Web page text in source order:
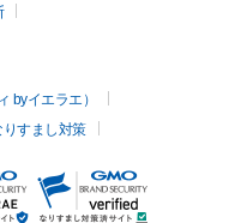
byイエラエ）
りすまし対策